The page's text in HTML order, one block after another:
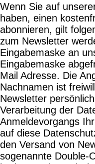
Wenn Sie auf
haben, einen
abonnieren, gilt
zum Newsletter
Eingabemaske an
Eingabemaske
Mail Adresse. Die
Nachnamen ist
Newsletter
Verarbeitung der
Anmeldevorgangs
auf diese
den Versand von
sogenannte Double-